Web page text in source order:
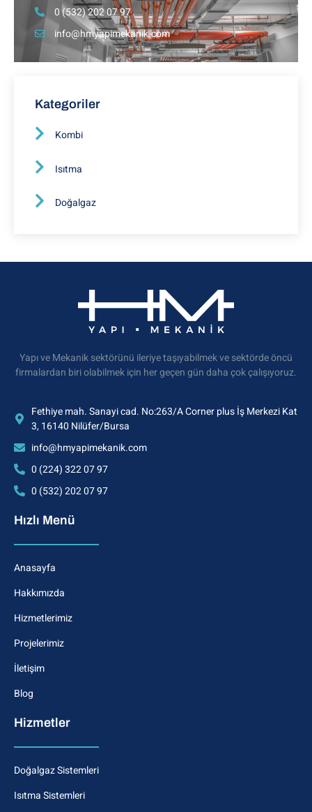
0 (532) 202 07 97
info@hmyapimekanik.com
Kategoriler
Kombi
Isıtma
Doğalgaz
Yapı ve Mekanik sektörünü ileriye taşıyabilmek ve sektörde öncü
firmalardan biri olabilmek için her geçen gün daha çok çalışıyoruz.
Fethiye mah. Sanayi cad. No:263/A Corner plus İş Merkezi Kat
3, 16140 Nilüfer/Bursa
info@hmyapimekanik.com
0 (224) 322 07 97
0 (532) 202 07 97
Hızlı Menü
Anasayfa
Hakkımızda
Hizmetlerimiz
Projelerimiz
İletişim
Blog
Hizmetler
Doğalgaz Sistemleri
Isıtma Sistemleri